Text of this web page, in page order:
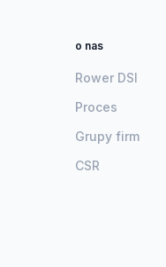
o nas
Rower DSI
Proces
Grupy firm
CSR